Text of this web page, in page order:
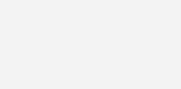
Gebautes
Die beantragte
sie dagegen wegen